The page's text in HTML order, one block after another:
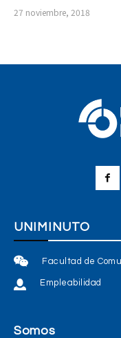
27 noviembre, 2018
UNIMINUTO
Facultad de
Empleabilidad
Somos